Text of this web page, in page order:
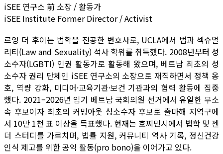
iSEE 연구소 前 소장 / 활동가
iSEE Institute Former Director / Activist
르엉 더 후이는 법학을 전공한 변호사로, UCLA에서 법과 섹슈얼
리티(Law and Sexuality) 석사 학위를 취득했다. 2008년부터 성
소수자(LGBTI) 인권 활동가로 활동해 왔으며, 베트남 최초의 성
소수자 권리 단체인 iSEE 연구소의 소장으로 재직하면서 정책 옹
호, 역량 강화, 미디어·교육기관·보건 기관과의 협력 활동에 집중
했다. 2021–2026년 임기 베트남 국회의원 선거에서 유일한 무소
속 후보이자 최초의 커밍아웃 성소수자 후보로 출마해 지역구에
서 10만 1천 표 이상을 득표했다. 현재는 호찌민시에서 법학 및 젠
더 스터디를 가르치며, 법률 지원, 커뮤니티 역사 기록, 정신건강
인식 제고를 위한 공익 활동(pro bono)을 이어가고 있다.